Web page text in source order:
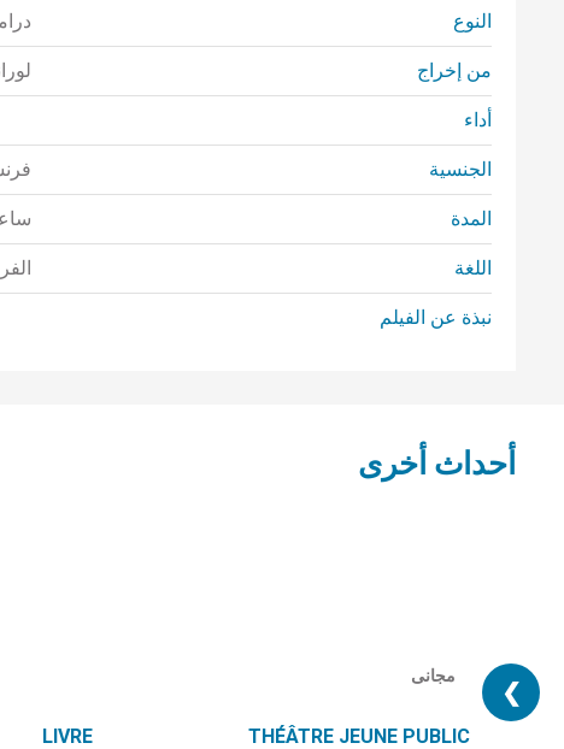
النوع
من إخراج
أداء
الجنسية
المدة ساعة
اللغة
نبذة عن الفيلم
أحداث أخرى
LIVRE
مجانى
THÉÂTRE JEUNE PUBLIC
❯